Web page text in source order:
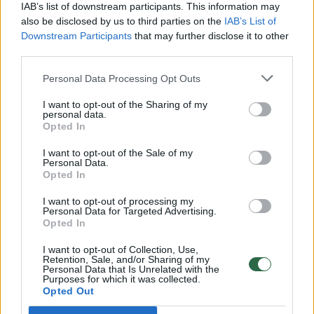
IAB’s list of downstream participants. This information may
also be disclosed by us to third parties on the IAB’s List of
Downstream Participants that may further disclose it to other
Personal Data Processing Opt Outs
I want to opt-out of the Sharing of my
personal data.
Opted In
I want to opt-out of the Sale of my
Personal Data.
Opted In
I want to opt-out of processing my
Personal Data for Targeted Advertising.
Opted In
I want to opt-out of Collection, Use,
Retention, Sale, and/or Sharing of my
Personal Data that Is Unrelated with the
Purposes for which it was collected.
Opted Out
vaiko gyvybių išgelbėti nepavyko
Žinios | Lietuvos diena
Savaitės vidurys nusimato karštas: temperatūra kils iki
Žinios | Orai
00:00:59
Nufilmavo, kaip patvino Vilniaus Vakarinis aplinkkelis:
vaizdas pribloškia
Žinios | Lietuvos diena
K. Prunskienės brolis prisiminė jaudinančią akimirką
prieš mirtį: „Tai buvo simbolinis mūsų pagerbimo
ženklas“
Žinios | Lietuvos diena